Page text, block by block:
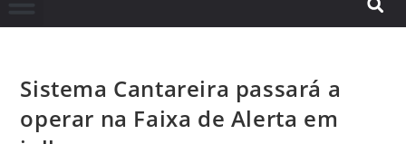
Sistema Cantareira passará a
operar na Faixa de Alerta em